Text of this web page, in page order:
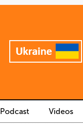
Podcast Videos